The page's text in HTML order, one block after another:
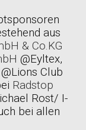
aus
& Co.KG
@Eyltex,
Club
Radstop
Rost/ I-
bei allen